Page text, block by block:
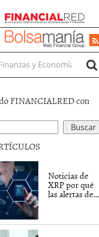
FINANCIALRED con
Noticias de
XRP por qué
las alertas de...